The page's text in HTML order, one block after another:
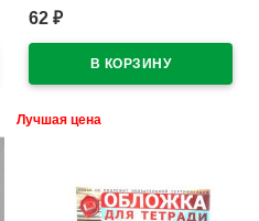
10 штук в наборе арт.Т50-10п
62 ₽
Лучшая цена